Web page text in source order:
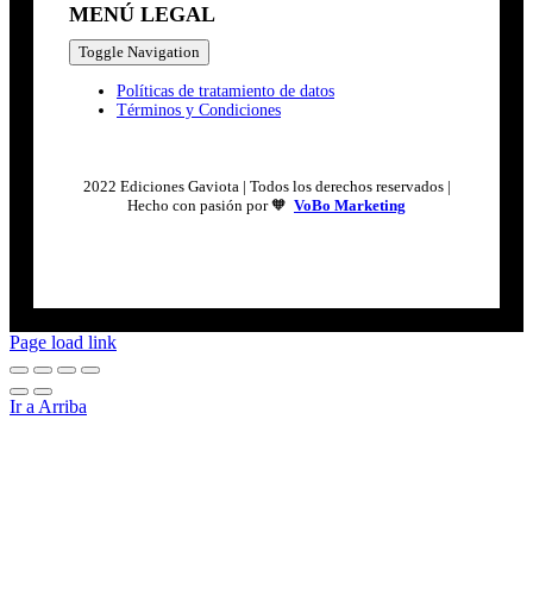
MENÚ LEGAL
Toggle Navigation
Políticas de tratamiento de datos
Términos y Condiciones
2022 Ediciones Gaviota | Todos los derechos reservados |
Hecho con pasión por 🧡 VoBo Marketing
Page load link
Ir a Arriba